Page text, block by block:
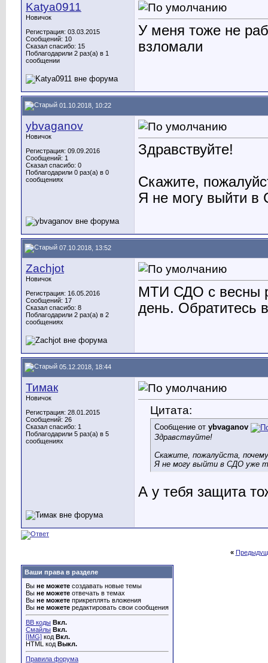
Katya0911
Новичок
Регистрация: 03.03.2015
Сообщений: 10
Сказал спасибо: 15
Поблагодарили 2 раз(а) в 1
сообщении
У меня тоже не
взломали
01.10.2018, 10:22
ybvaganov
Новичок
Регистрация: 09.09.2016
Сообщений: 1
Сказал спасибо: 0
Поблагодарили 0 раз(а) в 0
сообщениях
Здравствуйте!
Скажите,
Я не могу выйти в
07.10.2018, 13:52
Zachjot
Новичок
Регистрация: 16.05.2016
Сообщений: 17
Сказал спасибо: 8
Поблагодарили 2 раз(а) в 2
сообщениях
МТИ СДО с весны
день. Обратитесь
05.12.2018, 18:44
Тимак
Новичок
Регистрация: 28.01.2015
Сообщений: 26
Сказал спасибо: 1
Поблагодарили 5 раз(а) в 5
сообщениях
Цитата:
Сообщение от ybvaganov
Здравствуйте!
Скажите, пожалуйста,
Я не могу выйти в СДО уже
А у тебя защита
«
Ваши права в разделе
Вы не можете создавать новые темы
Вы не можете отвечать в темах
Вы не можете прикреплять вложения
Вы не можете редактировать свои сообщения
BB коды Вкл.
Смайлы Вкл.
[IMG] код Вкл.
HTML код Выкл.
Правила форума